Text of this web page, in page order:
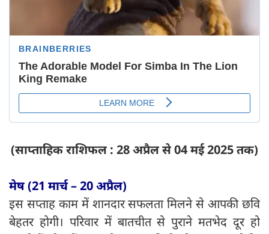
(साप्ताहिक राशिफल : 28 अप्रैल से 04 मई 2025 तक)
मेष (21 मार्च – 20 अप्रैल)
इस सप्ताह काम में शानदार सफलता मिलने से आपकी छवि
बेहतर होगी। परिवार में बातचीत से पुराने मतभेद दूर हो